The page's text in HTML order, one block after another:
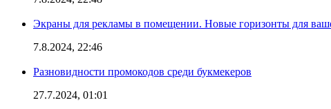
Экраны для рекламы в помещении. Новые горизонты для
7.8.2024, 22:46
Разновидности промокодов среди букмекеров
27.7.2024, 01:01